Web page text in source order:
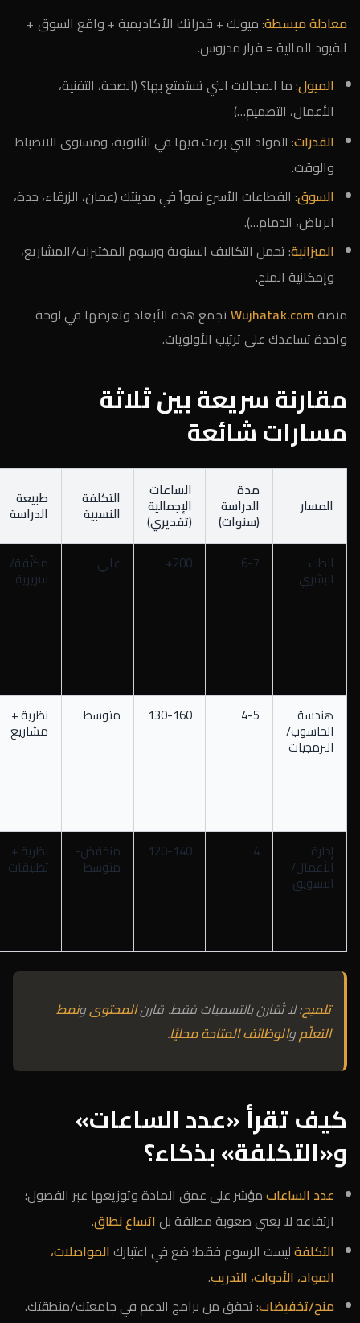
معادلة مبسطة: ميولك + قدراتك الأكاديمية + واقع السوق +
القيود المالية = قرار مدروس.
الميول: ما المجالات التي تستمتع بها؟ (الصحة، التقنية،
الأعمال، التصميم…)
القدرات: المواد التي برعت فيها في الثانوية، ومستوى الانضباط
والوقت.
السوق: القطاعات الأسرع نمواً في مدينتك (عمان، الزرقاء، جدة،
الرياض، الدمام…).
الميزانية: تحمل التكاليف السنوية ورسوم المختبرات/المشاريع،
وإمكانية المنح.
منصةWujhatak.comتجمع هذه الأبعاد وتعرضها في لوحة
واحدة تساعدك على ترتيب الأولويات.
مقارنة سريعة بين ثلاثة
مسارات شائعة
المسار
مدة
الدراسة
(سنوات)
الساعات
الإجمالية
(تقديري)
التكلفة
النسبية
طبيعة
الدراسة
الطب
البشري
6-7
200+ عالي مكثّفة/
سريرية
هندسة
الحاسوب/
البرمجيات
4-5
130-160 متوسط نظرية +
مشاريع
إدارة
الأعمال/
التسويق
4
120-140 منخفض-
متوسط
نظرية +
تطبيقات
تلميح: لا تُقارن بالتسميات فقط. قارنالمحتوىونمط
التعلّموالوظائف المتاحة محليًا.
كيف تقرأ «عدد الساعات»
و«التكلفة» بذكاء؟
عدد الساعاتمؤشر على عمق المادة وتوزيعها عبر الفصول؛
ارتفاعه لا يعني صعوبة مطلقة بلاتساع نطاق.
التكلفةليست الرسوم فقط؛ ضع في اعتباركالمواصلات،
المواد، الأدوات، التدريب.
منح/تخفيضات: تحقق من برامج الدعم في جامعتك/منطقتك.